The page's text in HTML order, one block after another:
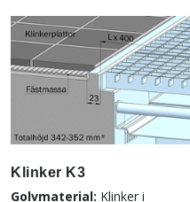
Klinker K3
Golvmaterial: Klinker i